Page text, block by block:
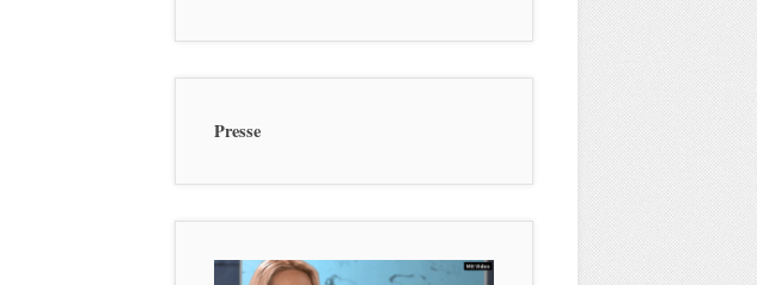
Presse